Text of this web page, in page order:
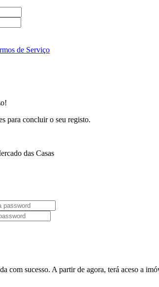
de Serviço
para concluir o seu registo.
das Casas
com sucesso. A partir de agora, terá aceso a